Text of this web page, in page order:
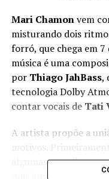
Mari Chamonvem
misturando dois
forró, que chega em 7
música é uma
por Thiago JahBass,
tecnologia Dolby
contar vocais de Tati
A artista propõe a
motivos.
algumas
pois junho é